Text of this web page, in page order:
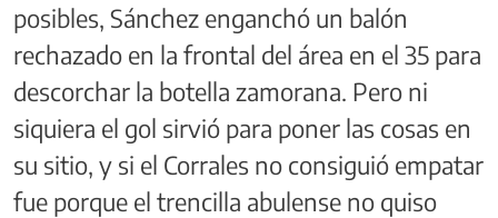
posibles, Sánchez enganchó un balón
rechazado en la frontal del área en el 35 para
descorchar la botella zamorana. Pero ni
siquiera el gol sirvió para poner las cosas en
su sitio, y si el Corrales no consiguió empatar
fue porque el trencilla abulense no quiso